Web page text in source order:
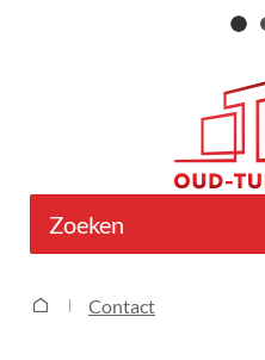
zoek
je?
Contact
Participatie